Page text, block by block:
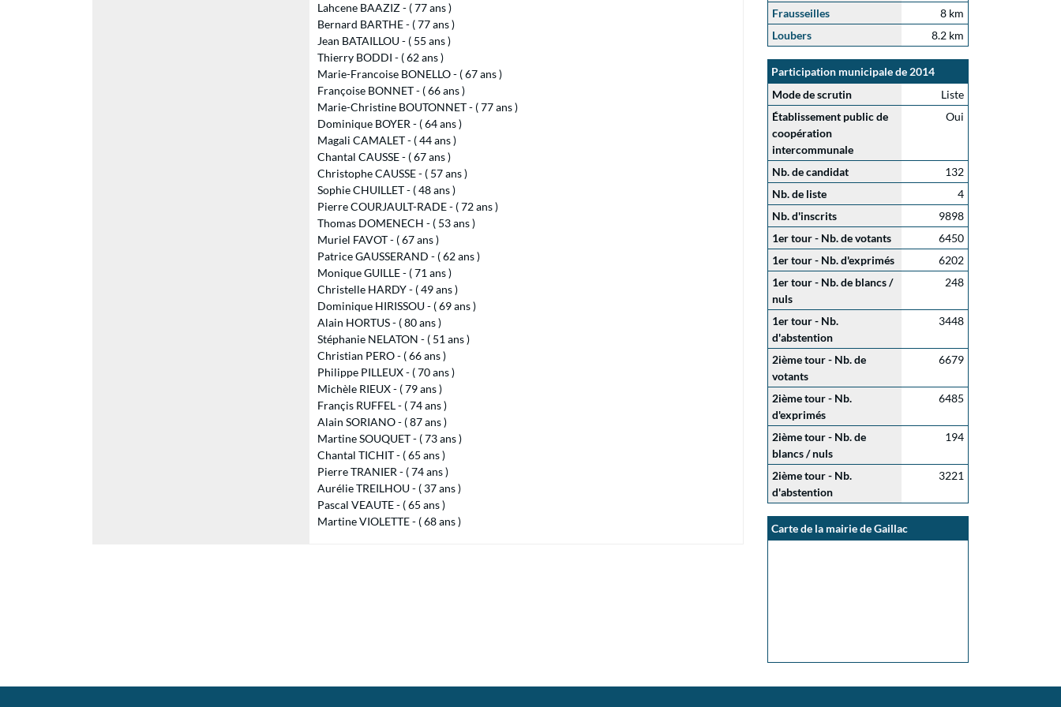
Lahcene BAAZIZ - ( 77 ans )
Bernard BARTHE - ( 77 ans )
Jean BATAILLOU - ( 55 ans )
Thierry BODDI - ( 62 ans )
Marie-Francoise BONELLO - ( 67 ans )
Françoise BONNET - ( 66 ans )
Marie-Christine BOUTONNET - ( 77 ans )
Dominique BOYER - ( 64 ans )
Magali CAMALET - ( 44 ans )
Chantal CAUSSE - ( 67 ans )
Christophe CAUSSE - ( 57 ans )
Sophie CHUILLET - ( 48 ans )
Pierre COURJAULT-RADE - ( 72 ans )
Thomas DOMENECH - ( 53 ans )
Muriel FAVOT - ( 67 ans )
Patrice GAUSSERAND - ( 62 ans )
Monique GUILLE - ( 71 ans )
Christelle HARDY - ( 49 ans )
Dominique HIRISSOU - ( 69 ans )
Alain HORTUS - ( 80 ans )
Stéphanie NELATON - ( 51 ans )
Christian PERO - ( 66 ans )
Philippe PILLEUX - ( 70 ans )
Michèle RIEUX - ( 79 ans )
Françis RUFFEL - ( 74 ans )
Alain SORIANO - ( 87 ans )
Martine SOUQUET - ( 73 ans )
Chantal TICHIT - ( 65 ans )
Pierre TRANIER - ( 74 ans )
Aurélie TREILHOU - ( 37 ans )
Pascal VEAUTE - ( 65 ans )
Martine VIOLETTE - ( 68 ans )
Frausseilles
8 km
Loubers
8.2 km
Participation municipale de 2014
Mode de scrutin
Liste
Établissement public de
coopération
intercommunale
Oui
Nb. de candidat
132
Nb. de liste
4
Nb. d'inscrits
9898
1er tour - Nb. de votants
6450
1er tour - Nb. d'exprimés
6202
1er tour - Nb. de blancs /
nuls
248
1er tour - Nb.
d'abstention
3448
2ième tour - Nb. de
votants
6679
2ième tour - Nb.
d'exprimés
6485
2ième tour - Nb. de
blancs / nuls
194
2ième tour - Nb.
d'abstention
3221
Carte de la mairie de Gaillac